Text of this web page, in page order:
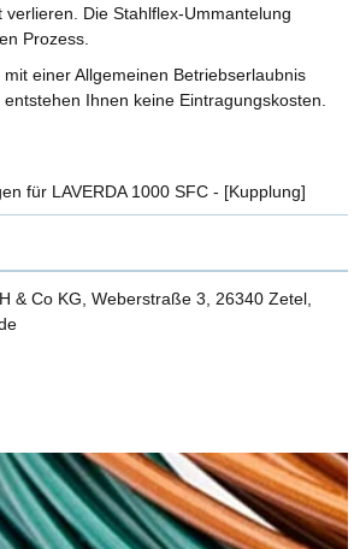
Die Stahlflex-Ummantelung
Prozess.
einer Allgemeinen Betriebserlaubnis
Ihnen keine Eintragungskosten.
für LAVERDA 1000 SFC - [Kupplung]
& Co KG, Weberstraße 3, 26340 Zetel,